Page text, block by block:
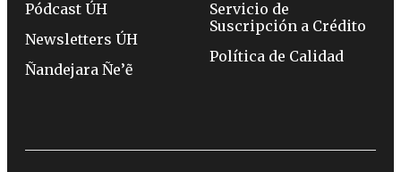
Pódcast ÚH
Newsletters ÚH
Ñandejara Ñe’ẽ
Servicio de
Suscripción a Crédito
Política de Calidad